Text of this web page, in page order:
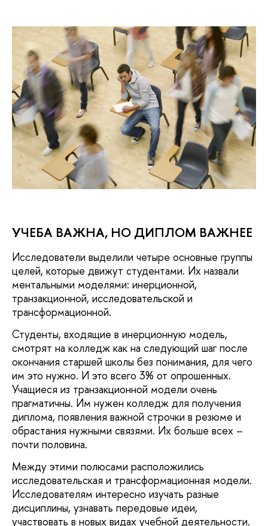
УЧЕБА ВАЖНА, НО ДИПЛОМ ВАЖНЕЕ
Исследователи выделили четыре основные группы
целей, которые движут студентами. Их назвали
ментальными моделями: инерционной,
транзакционной, исследовательской и
трансформационной.
Студенты, входящие в инерционную модель,
смотрят на колледж как на следующий шаг после
окончания старшей школы без понимания, для чего
им это нужно. И это всего 3% от опрошенных.
Учащиеся из транзакционной модели очень
прагматичны. Им нужен колледж для получения
диплома, появления важной строчки в резюме и
обрастания нужными связями. Их больше всех –
почти половина.
Между этими полюсами расположились
исследовательская и трансформационная модели.
Исследователям интересно изучать разные
дисциплины, узнавать передовые идеи,
участвовать в новых видах учебной деятельности.